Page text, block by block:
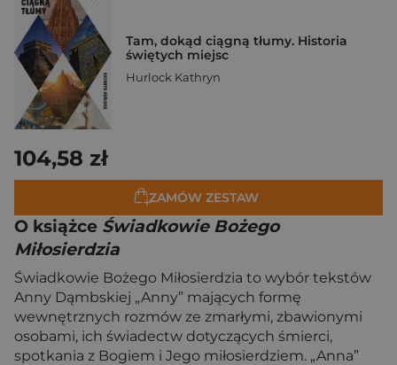
Tam, dokąd ciągną tłumy. Historia
świętych miejsc
Hurlock Kathryn
104,58 zł
ZAMÓW ZESTAW
O książce Świadkowie Bożego
Miłosierdzia
Świadkowie Bożego Miłosierdzia to wybór tekstów
Anny Dąmbskiej „Anny” mających formę
wewnętrznych rozmów ze zmarłymi, zbawionymi
osobami, ich świadectw dotyczących śmierci,
spotkania z Bogiem i Jego miłosierdziem. „Anna”